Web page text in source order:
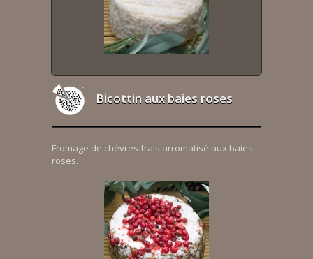
Bicottin aux baies roses
Fromage de chèvres frais arromatisé aux baies
roses.